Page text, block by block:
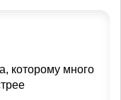
которому много